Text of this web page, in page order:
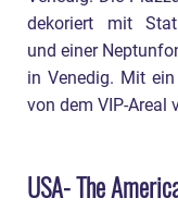
dekoriert mit
und einer
in Venedig. Mit
von dem VIP-Areal
USA- The